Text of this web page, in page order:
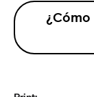
¿Cómo